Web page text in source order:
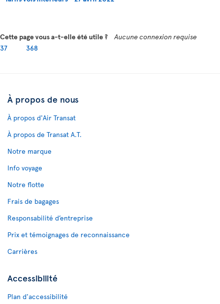
Cette page vous a-t-elle été utile ?
Aucune connexion requise
37
368
À propos de nous
À propos d'Air Transat
À propos de Transat A.T.
Notre marque
Info voyage
Notre flotte
Frais de bagages
Responsabilité d’entreprise
Prix et témoignages de reconnaissance
Carrières
Accessibilité
Plan d'accessibilité